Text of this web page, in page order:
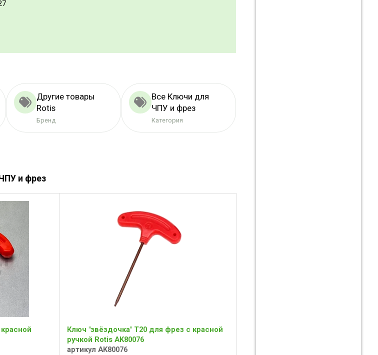
Другие товары
Rotis
Бренд
Все Ключи для
ЧПУ и фрез
Категория
и фрез
Ключ "звёздочка" Т20 для фрез с красной
ручкой Rotis AK80076
артикул AK80076